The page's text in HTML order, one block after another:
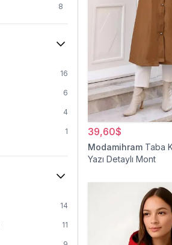
8
152
19
126
16
6
4
1
14
11
39,60$
Modamihram Taba
Yazı Detaylı Mont